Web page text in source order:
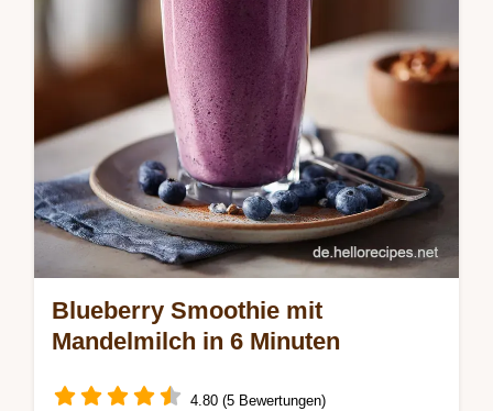
Blueberry Smoothie mit
Mandelmilch in 6 Minuten
4.80 (5 Bewertungen)